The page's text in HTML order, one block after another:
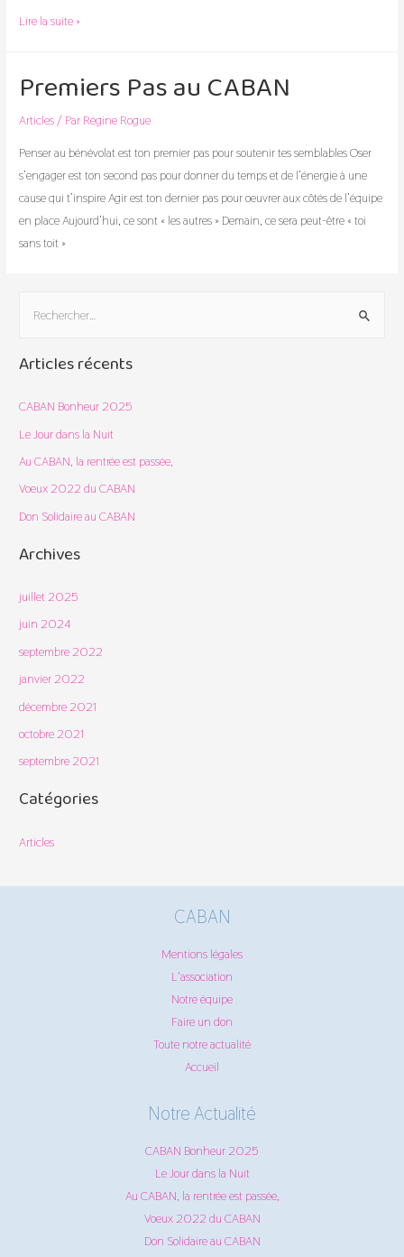
Adhérent
au
Lire la suite »
Premiers Pas au CABAN
Articles / Par Régine Rogue
Penser au bénévolat est ton premier pas pour soutenir tes semblables Oser
s’engager est ton second pas pour donner du temps et de l’énergie à une
cause qui t’inspire Agir est ton dernier pas pour oeuvrer aux côtés de l’équipe
en place Aujourd’hui, ce sont « les autres » Demain, ce sera peut-être « toi
sans toit »
e
e
r
Articles récents
CABAN Bonheur 2025
Le Jour dans la Nuit
Au CABAN, la rentrée est passée,
Voeux 2022 du CABAN
Don Solidaire au CABAN
Archives
juillet 2025
juin 2024
septembre 2022
janvier 2022
décembre 2021
octobre 2021
septembre 2021
Catégories
Articles
CABAN
Mentions légales
L'association
Notre équipe
Faire un don
Toute notre actualité
Accueil
Notre Actualité
CABAN Bonheur 2025
Le Jour dans la Nuit
Au CABAN, la rentrée est passée,
Voeux 2022 du CABAN
Don Solidaire au CABAN